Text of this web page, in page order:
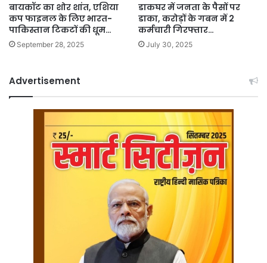
बायकॉट का शोर शांत, एशिया
कप फाइनल के लिए भारत-
पाकिस्तान टिकटों की धूम…
September 28, 2025
डाकघर में जनता के पैसों पर
डाका, करोड़ों के गबन में 2
कर्मचारी गिरफ्तार…
July 30, 2025
Advertisement